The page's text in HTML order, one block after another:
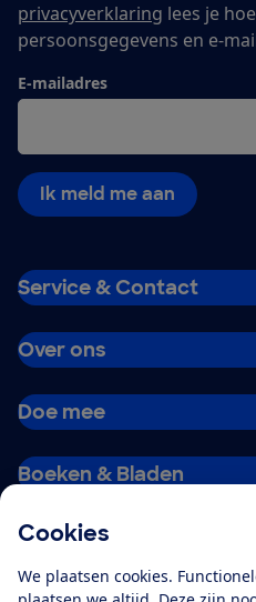
Cookies
We plaatsen cookies.
privacyverklaring lees je
persoonsgegevens en e-
E-mailadres
Ik meld me aan
Service & Contact
Over ons
Doe mee
Boeken & Bladen